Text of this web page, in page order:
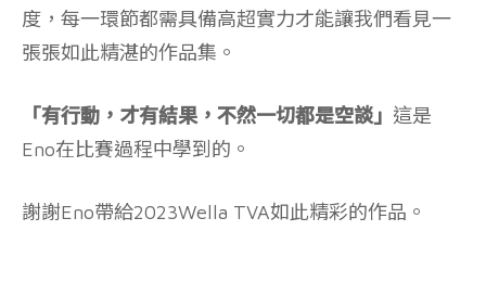
度，每一環節都需具備高超實力才能讓我們看見一
張張如此精湛的作品集。
「有行動，才有結果，不然一切都是空談」 這是
Eno在比賽過程中學到的。
謝謝Eno帶給2023Wella TVA如此精彩的作品。